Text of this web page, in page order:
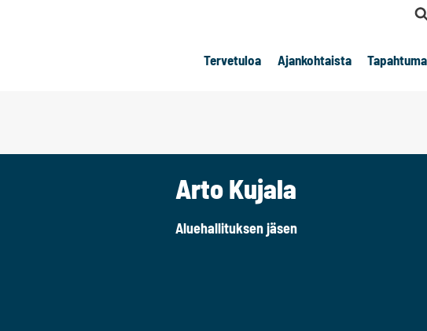
Tervetuloa Ajankohtaista
Arto Kujala
Aluehallituksen jäsen